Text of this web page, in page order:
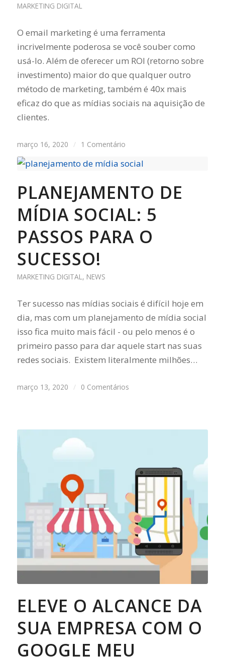
MARKETING DIGITAL
O email marketing é uma ferramenta
incrivelmente poderosa se você souber como
usá-lo. Além de oferecer um ROI (retorno sobre
investimento) maior do que qualquer outro
método de marketing, também é 40x mais
eficaz do que as mídias sociais na aquisição de
clientes.
março 16, 2020 / 1 Comentário
PLANEJAMENTO DE
MÍDIA SOCIAL: 5
PASSOS PARA O
SUCESSO!
MARKETING DIGITAL , NEWS
Ter sucesso nas mídias sociais é difícil hoje em
dia, mas com um planejamento de mídia social
isso fica muito mais fácil - ou pelo menos é o
primeiro passo para dar aquele start nas suas
redes sociais. Existem literalmente milhões…
março 13, 2020 / 0 Comentários
ELEVE O ALCANCE DA
SUA EMPRESA COM O
GOOGLE MEU